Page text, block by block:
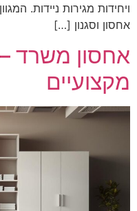
ויחידות מגירות ניידות.
אחסון וסגנון […]
אחסון משרד
מקצועיים